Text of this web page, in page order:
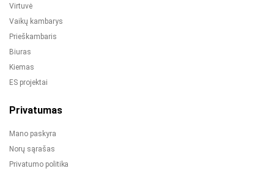
Virtuvė
Vaikų kambarys
Prieškambaris
Biuras
Kiemas
ES projektai
Privatumas
Mano paskyra
Norų sąrašas
Privatumo politika